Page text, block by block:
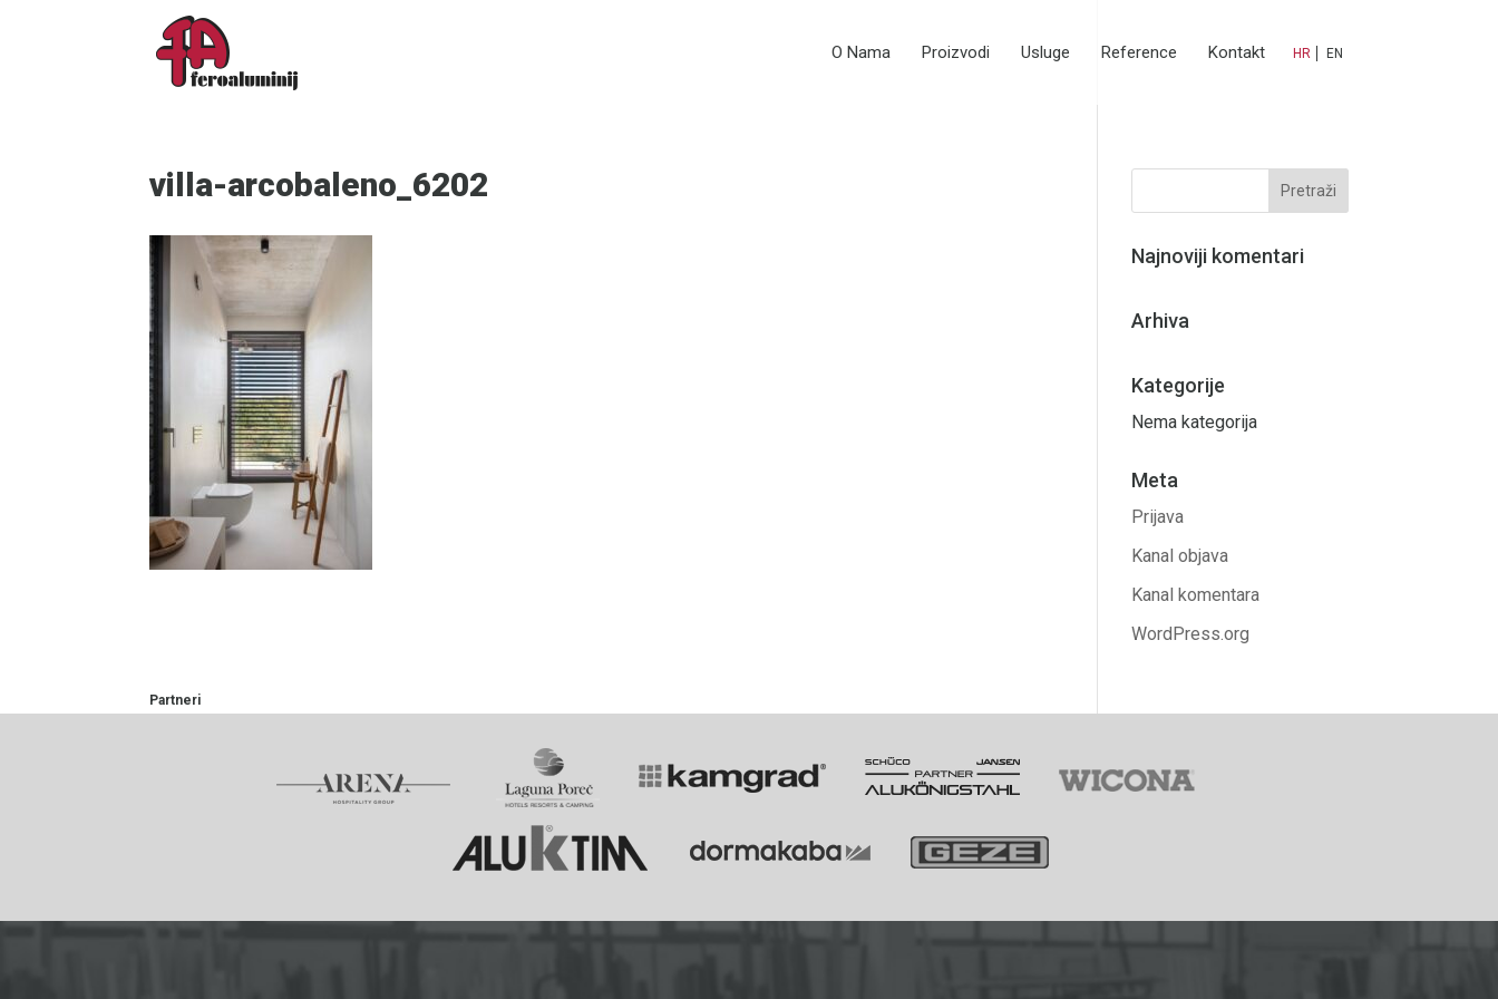
HR EN
O Nama Proizvodi Usluge Reference Kontakt
villa-arcobaleno_6202
Najnoviji komentari
Arhiva
Kategorije
Nema kategorija
Meta
Prijava
Kanal objava
Kanal komentara
WordPress.org
Partneri